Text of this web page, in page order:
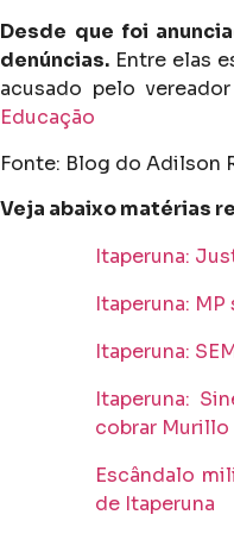
Desde que foi
denúncias. Entre elas
acusado pelo
Educação
Fonte: Blog do Adilson
Veja abaixo matérias
Itaperuna:
Itaperuna:
Itaperuna:
Itaperuna:
cobrar Murillo
Escândalo
de Itaperuna